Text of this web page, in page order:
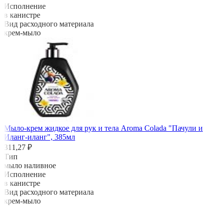
Исполнение
в канистре
Вид расходного материала
крем-мыло
Мыло-крем жидкое для рук и тела Aroma Colada "Пачули и
Иланг-иланг", 385мл
311,27 ₽
Тип
мыло наливное
Исполнение
в канистре
Вид расходного материала
крем-мыло